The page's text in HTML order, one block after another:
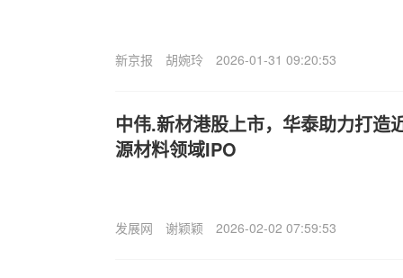
新京报 胡婉玲 2026-01-31 09:20:53
中伟.新材港股上市，华泰助力打造
源材料领域IPO
发展网 谢颖颖 2026-02-02 07:59:53